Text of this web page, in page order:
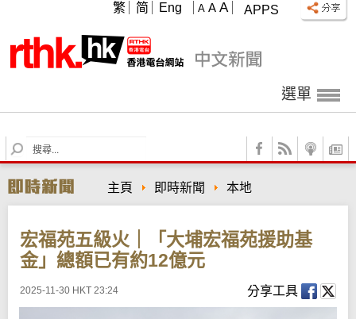
APPS
A A A
繁 简 Eng
選單
S
e
r
c
主頁 即時新聞 本地
宏福苑五級火｜「大埔宏福苑援助基
金」總額已有約12億元
2025-11-30 HKT 23:24 分享工具